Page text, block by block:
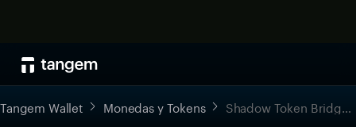
Tangem Wallet Monedas y Tokens Shadow Token Bridged USDC (Elastos)